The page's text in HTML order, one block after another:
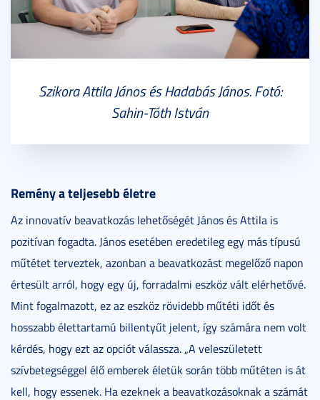
Szikora Attila János és Hadabás János. Fotó:
Sahin-Tóth István
Remény a teljesebb életre
Az innovatív beavatkozás lehetőségét János és Attila is
pozitívan fogadta. János esetében eredetileg egy más típusú
műtétet terveztek, azonban a beavatkozást megelőző napon
értesült arról, hogy egy új, forradalmi eszköz vált elérhetővé.
Mint fogalmazott, ez az eszköz rövidebb műtéti időt és
hosszabb élettartamú billentyűt jelent, így számára nem volt
kérdés, hogy ezt az opciót válassza. „A veleszületett
szívbetegséggel élő emberek életük során több műtéten is át
kell, hogy essenek. Ha ezeknek a beavatkozásoknak a számát